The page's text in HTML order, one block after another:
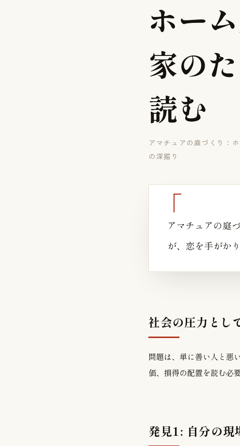
ホーム
家のた
読む
アマチュアの庭づくり：
の深掘り
アマチュアの庭
が、恋を手がか
社会の圧力とし
問題は、単に善い人と悪
価、損得の配置を読む必
発見1: 自分の現